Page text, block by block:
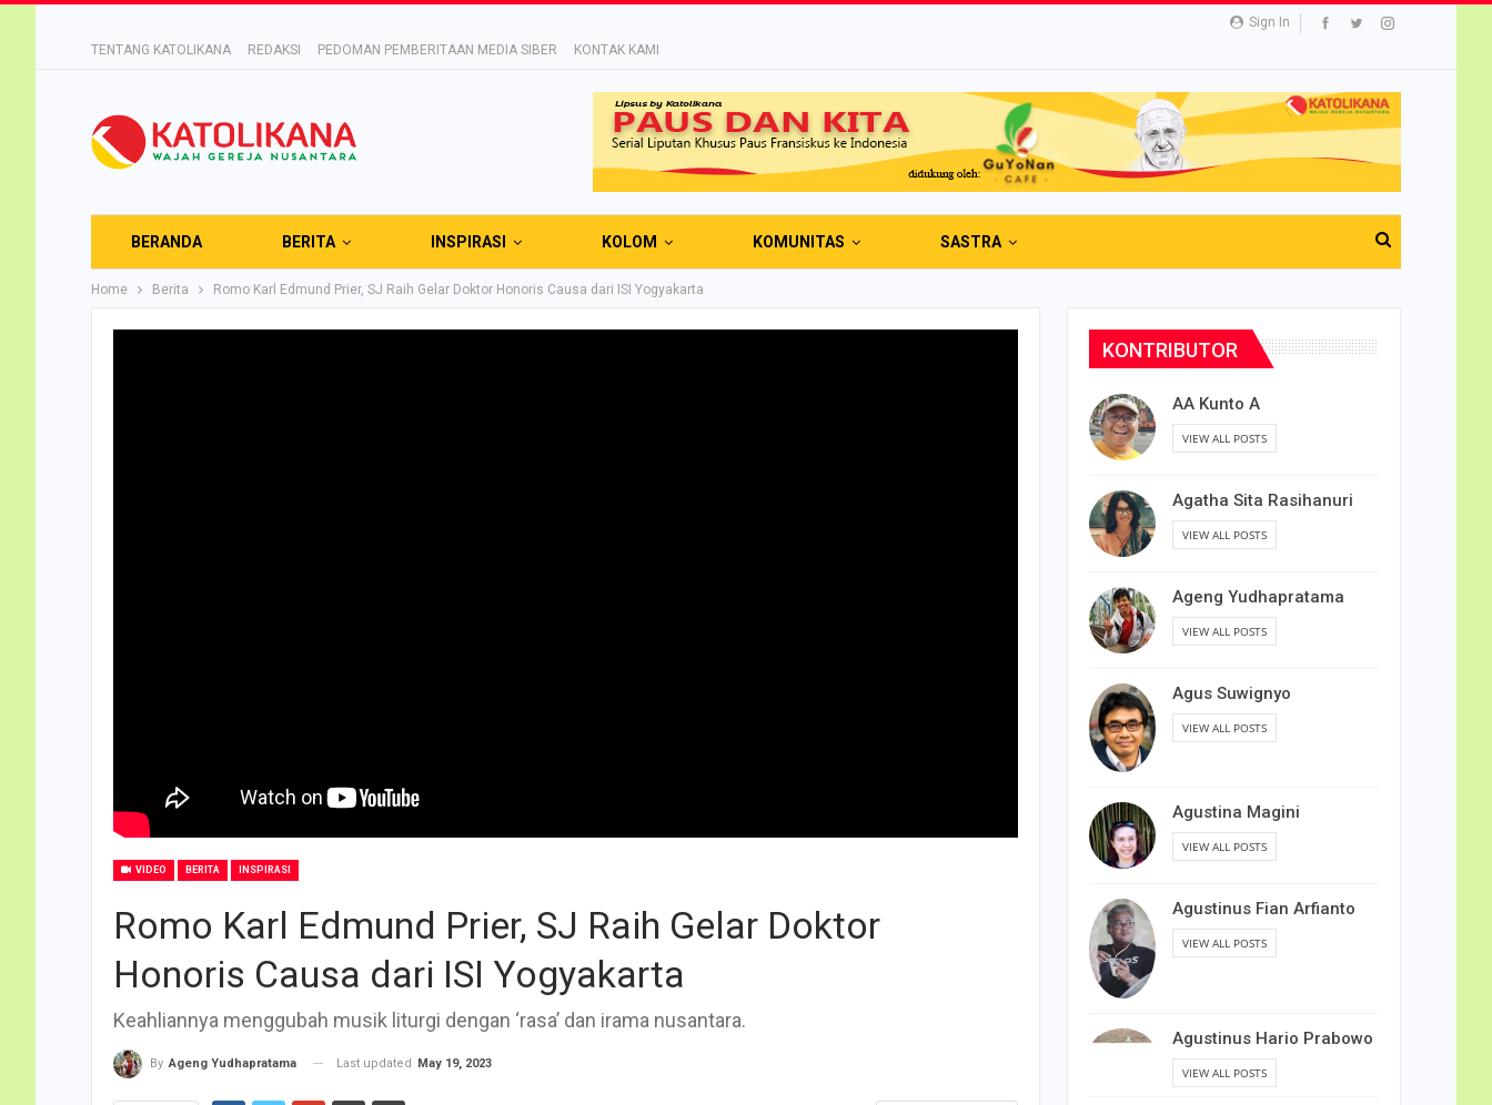
Sign In
TENTANG KATOLIKANA
REDAKSI PEDOMAN PEMBERITAAN MEDIA SIBER KONTAK KAMI
BERANDA BERITA INSPIRASI KOLOM KOMUNITAS SASTRA
Home Berita Romo Karl Edmund Prier, SJ Raih Gelar Doktor Honoris Causa dari ISI Yogyakarta
VIDEO BERITA INSPIRASI
Romo Karl Edmund Prier, SJ Raih Gelar Doktor
Honoris Causa dari ISI Yogyakarta
Keahliannya menggubah musik liturgi dengan ‘rasa’ dan irama nusantara.
By Ageng Yudhapratama Last updated May 19, 2023
KONTRIBUTOR
AA Kunto A
VIEW ALL POSTS
Agatha Sita Rasihanuri
VIEW ALL POSTS
Ageng Yudhapratama
VIEW ALL POSTS
Agus Suwignyo
VIEW ALL POSTS
Agustina Magini
VIEW ALL POSTS
Agustinus Fian Arfianto
VIEW ALL POSTS
Agustinus Hario Prabowo
VIEW ALL POSTS